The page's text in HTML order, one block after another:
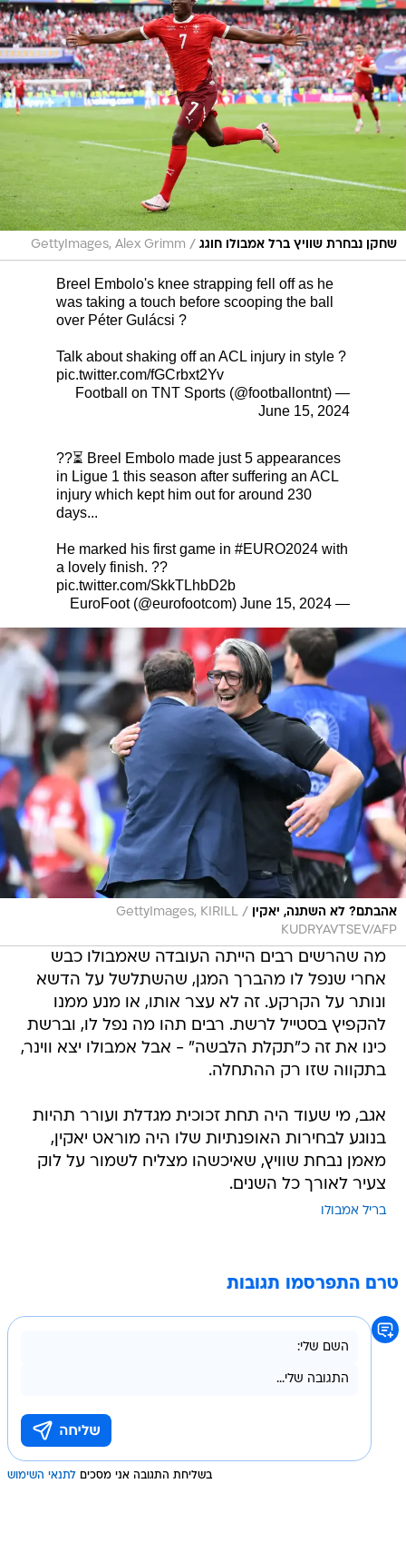
שחקן נבחרת שוויץ ברל אמבולו חוגג /
GettyImages, Alex Grimm
Breel Embolo's knee strapping fell off as he
was taking a touch before scooping the ball
over Péter Gulácsi ?️
Talk about shaking off an ACL injury in style ?
pic.twitter.com/fGCrbxt2Yv
— Football on TNT Sports (@footballontnt)
June 15, 2024
??⏳ Breel Embolo made just 5 appearances
in Ligue 1 this season after suffering an ACL
injury which kept him out for around 230
days...
He marked his first game in#EURO2024 with
a lovely finish. ??
pic.twitter.com/SkkTLhbD2b
— EuroFoot (@eurofootcom)
June 15, 2024
אהבתם? לא השתנה, יאקין /
GettyImages, KIRILL
KUDRYAVTSEV/AFP
מה שהרשים רבים הייתה העובדה שאמבולו כבש
אחרי שנפל לו מהברך המגן, שהשתלשל על הדשא
ונותר על הקרקע. זה לא עצר אותו, או מנע ממנו
להקפיץ בסטייל לרשת. רבים תהו מה נפל לו, וברשת
כינו את זה כ"תקלת הלבשה" - אבל אמבולו יצא ווינר,
בתקווה שזו רק ההתחלה.
אגב, מי שעוד היה תחת זכוכית מגדלת ועורר תהיות
בנוגע לבחירות האופנתיות שלו היה מוראט יאקין,
מאמן נבחת שוויץ, שאיכשהו מצליח לשמור על לוק
צעיר לאורך כל השנים.
בריל אמבולו
טרם התפרסמו תגובות
בשליחת התגובה אני מסכים לתנאי השימוש